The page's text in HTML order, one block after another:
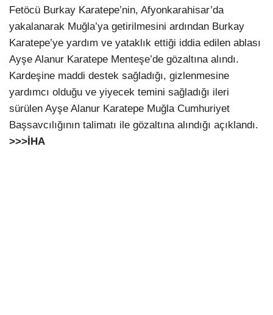
Fetöcü Burkay Karatepe’nin, Afyonkarahisar’da
yakalanarak Muğla’ya getirilmesini ardından Burkay
Karatepe’ye yardım ve yataklık ettiği iddia edilen ablası
Ayşe Alanur Karatepe Menteşe’de gözaltına alındı.
Kardeşine maddi destek sağladığı, gizlenmesine
yardımcı olduğu ve yiyecek temini sağladığı ileri
sürülen Ayşe Alanur Karatepe Muğla Cumhuriyet
Başsavcılığının talimatı ile gözaltına alındığı açıklandı.
>>>İHA